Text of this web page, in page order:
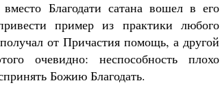
Благодати сатана вошел в его
пример из практики любого
от Причастия помощь, а другой
очевидно: неспособность плохо
Божию Благодать.